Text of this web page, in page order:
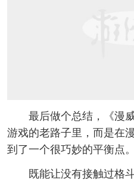
最后做个总结，《漫威
游戏的老路子里，而是在
到了一个很巧妙的平衡点。
既能让没有接触过格斗